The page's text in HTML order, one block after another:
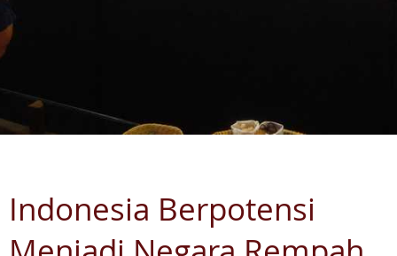
Indonesia Berpotensi